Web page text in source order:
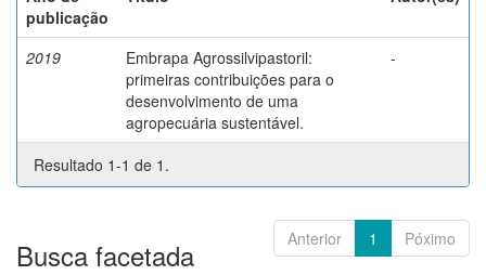
publicação
2019
Embrapa Agrossilvipastoril:
primeiras contribuições para o
desenvolvimento de uma
agropecuária sustentável.
-
Resultado 1-1 de 1.
Anterior 1 Póximo
Busca facetada